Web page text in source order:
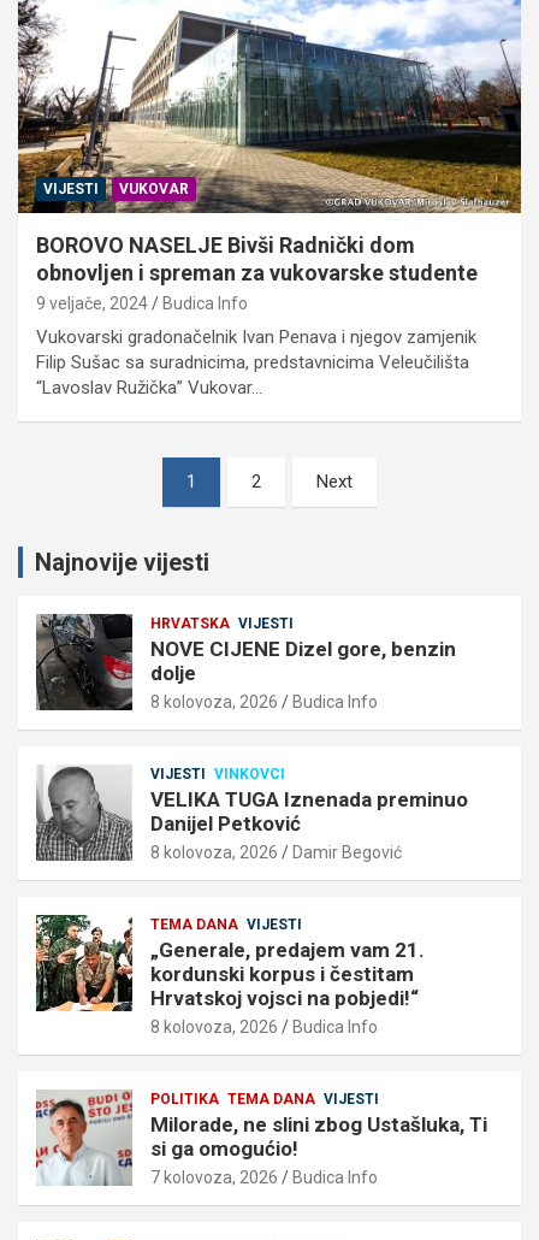
VIJESTI VUKOVAR
BOROVO NASELJE Bivši Radnički dom
obnovljen i spreman za vukovarske studente
9 veljače, 2024 Budica Info
Vukovarski gradonačelnik Ivan Penava i njegov zamjenik
Filip Sušac sa suradnicima, predstavnicima Veleučilišta
“Lavoslav Ružička” Vukovar…
objava
1 2 Next
Najnovije vijesti
HRVATSKA VIJESTI
NOVE CIJENE Dizel gore, benzin
dolje
8 kolovoza, 2026 Budica Info
VIJESTI VINKOVCI
VELIKA TUGA Iznenada preminuo
Danijel Petković
8 kolovoza, 2026 Damir Begović
TEMA DANA VIJESTI
„Generale, predajem vam 21.
kordunski korpus i čestitam
Hrvatskoj vojsci na pobjedi!“
8 kolovoza, 2026 Budica Info
POLITIKA TEMA DANA VIJESTI
Milorade, ne slini zbog Ustašluka, Ti
si ga omogućio!
7 kolovoza, 2026 Budica Info